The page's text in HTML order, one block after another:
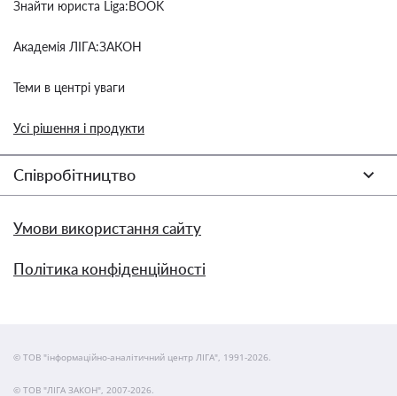
Знайти юриста Liga:BOOK
Академія ЛІГА:ЗАКОН
Теми в центрі уваги
Усі рішення і продукти
Співробітництво
Умови використання сайту
Політика конфіденційності
© ТОВ "інформаційно-аналітичний центр ЛІГА", 1991-2026.
© ТОВ "ЛІГА ЗАКОН", 2007-2026.